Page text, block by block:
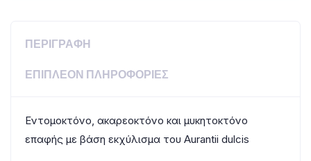
ΠΕΡΙΓΡΑΦΉ
ΕΠΙΠΛΈΟΝ ΠΛΗΡΟΦΟΡΊΕΣ
Εντομοκτόνο, ακαρεοκτόνο και μυκητοκτόνο
επαφής με βάση εκχύλισμα του Αurantii dulcis